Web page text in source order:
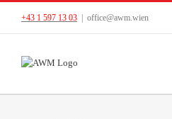
content
+43 1 597 13 03 office@awm.wien